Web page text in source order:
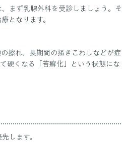
まず乳腺外科を受診しましょう。そ
となります。
擦れ、長期間の掻きこわしなどが症
硬くなる「苔癬化」という状態にな
します。